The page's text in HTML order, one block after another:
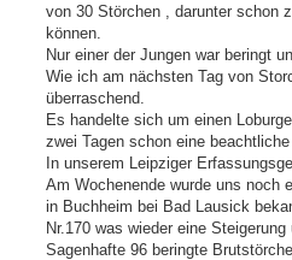
von 30 Störchen , darunter schon
können.
Nur einer der Jungen war beringt
Wie ich am nächsten Tag von
überraschend.
Es handelte sich um einen
zwei Tagen schon eine
In unserem Leipziger
Am Wochenende wurde uns noch
in Buchheim bei Bad Lausick
Nr.170 was wieder eine
Sagenhafte 96 beringte